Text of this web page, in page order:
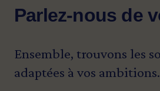
Parlez-nous de
Ensemble, trouvons les
adaptées à vos ambitions.